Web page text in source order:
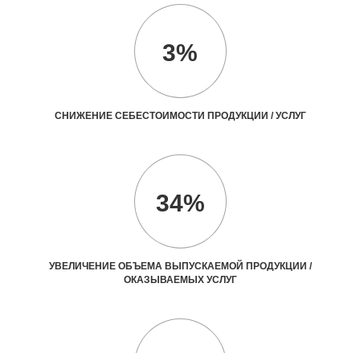
3%
СНИЖЕНИЕ СЕБЕСТОИМОСТИ ПРОДУКЦИИ / УСЛУГ
34%
УВЕЛИЧЕНИЕ ОБЪЕМА ВЫПУСКАЕМОЙ ПРОДУКЦИИ /
ОКАЗЫВАЕМЫХ УСЛУГ